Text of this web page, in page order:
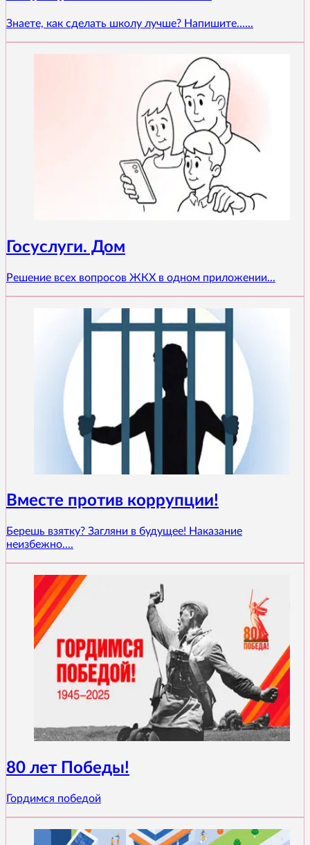
Знаете, как сделать школу лучше? Напишите......
Госуслуги. Дом
Решение всех вопросов ЖКХ в одном приложении...
Вместе против коррупции!
Берешь взятку? Загляни в будущее! Наказание
неизбежно....
80 лет Победы!
Гордимся победой